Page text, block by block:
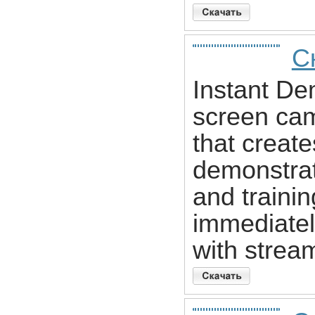
Instant
screen
that
and
with